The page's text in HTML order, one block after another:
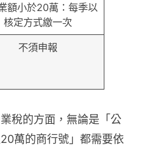
額小於20萬：每季以
核定方式繳一次
不須申報
稅的方面，無論是「公
萬的商行號」都需要依